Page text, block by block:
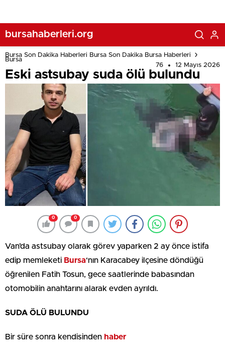
bursahaberleri.org
Bursa Son Dakika Haberleri Bursa Son Dakika Bursa Haberleri
Bursa
76
12 Mayıs 2026
Eski astsubay suda ölü bulundu
0 0
Van’da astsubay olarak görev yaparken 2 ay önce istifa
edip memleketi Bursa‘nın Karacabey ilçesine döndüğü
öğrenilen Fatih Tosun, gece saatlerinde babasından
otomobilin anahtarını alarak evden ayrıldı.
SUDA ÖLÜ BULUNDU
Bir süre sonra kendisinden haber